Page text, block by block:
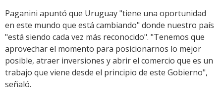
Paganini apuntó que Uruguay "tiene una oportunidad
en este mundo que está cambiando" donde nuestro país
"está siendo cada vez más reconocido". "Tenemos que
aprovechar el momento para posicionarnos lo mejor
posible, atraer inversiones y abrir el comercio que es un
trabajo que viene desde el principio de este Gobierno",
señaló.